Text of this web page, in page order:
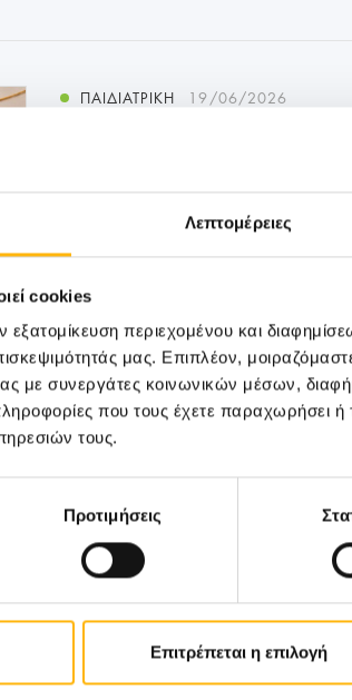
Λεπτομέρειες
cookies
εξατομίκευση περιεχομένου και
μας. Επιπλέον,
με συνεργάτες κοινωνικών μέσων,
που τους έχετε παραχωρήσει ή
τους.
Προτιμήσεις
Επιτρέπεται η επιλογή
ΠΑΙΔΙΑΤΡΙΚΗ 19/06/2026
ΙΑΣΩ: Στο επίκεντρο η
Τη σημασία της πρόληψης
παιδική ηλικία αναδεικνύει η
Μάθετε Περισσότερα
ΓΕΝΙΚΗ ΚΛΙΝΙΚΗ 05/06/2026